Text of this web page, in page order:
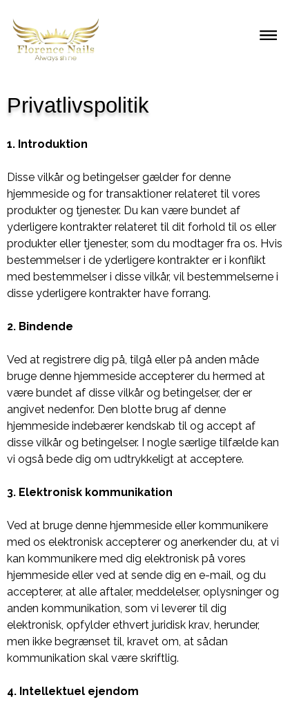
Privatlivspolitik
1. Introduktion
Disse vilkår og betingelser gælder for denne
hjemmeside og for transaktioner relateret til vores
produkter og tjenester. Du kan være bundet af
yderligere kontrakter relateret til dit forhold til os eller
produkter eller tjenester, som du modtager fra os. Hvis
bestemmelser i de yderligere kontrakter er i konflikt
med bestemmelser i disse vilkår, vil bestemmelserne i
disse yderligere kontrakter have forrang.
2. Bindende
Ved at registrere dig på, tilgå eller på anden måde
bruge denne hjemmeside accepterer du hermed at
være bundet af disse vilkår og betingelser, der er
angivet nedenfor. Den blotte brug af denne
hjemmeside indebærer kendskab til og accept af
disse vilkår og betingelser. I nogle særlige tilfælde kan
vi også bede dig om udtrykkeligt at acceptere.
3. Elektronisk kommunikation
Ved at bruge denne hjemmeside eller kommunikere
med os elektronisk accepterer og anerkender du, at vi
kan kommunikere med dig elektronisk på vores
hjemmeside eller ved at sende dig en e-mail, og du
accepterer, at alle aftaler, meddelelser, oplysninger og
anden kommunikation, som vi leverer til dig
elektronisk, opfylder ethvert juridisk krav, herunder,
men ikke begrænset til, kravet om, at sådan
kommunikation skal være skriftlig.
4. Intellektuel ejendom